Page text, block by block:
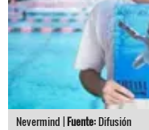
Nevermind |Fuente:Difusión